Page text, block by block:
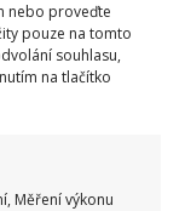
nebo proveďte
pouze na tomto
souhlasu,
na tlačítko
Měření výkonu